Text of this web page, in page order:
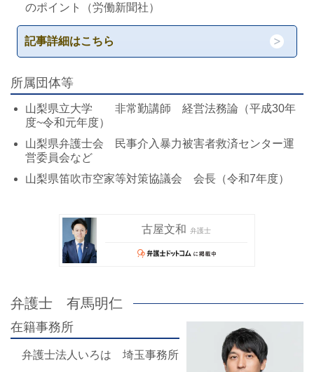
のポイント（労働新聞社）
記事詳細はこちら
所属団体等
山梨県立大学 非常勤講師 経営法務論（平成30年
度~令和元年度）
山梨県弁護士会 民事介入暴力被害者救済センター運
営委員会など
山梨県笛吹市空家等対策協議会 会長（令和7年度）
弁護士 有馬明仁
在籍事務所
弁護士法人いろは 埼玉事務所